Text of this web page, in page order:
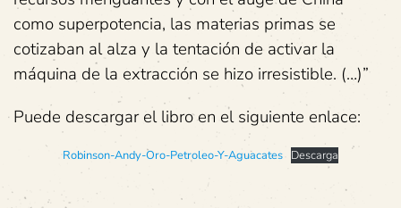
como superpotencia, las materias primas se
cotizaban al alza y la tentación de activar la
máquina de la extracción se hizo irresistible. (…)”
Puede descargar el libro en el siguiente enlace:
Robinson-Andy-Oro-Petroleo-Y-Aguacates Descarga